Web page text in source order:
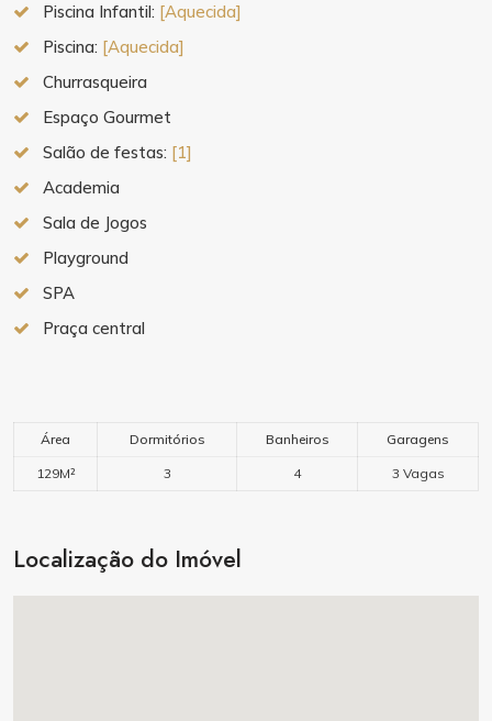
Piscina Infantil: [Aquecida]
Piscina: [Aquecida]
Churrasqueira
Espaço Gourmet
Salão de festas: [1]
Academia
Sala de Jogos
Playground
SPA
Praça central
Área Dormitórios Banheiros Garagens
129M² 3 4 3 Vagas
Localização do Imóvel